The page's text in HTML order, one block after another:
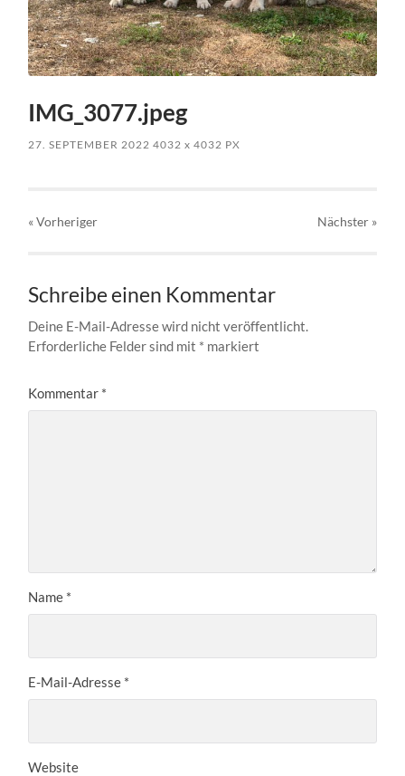
IMG_3077.jpeg
27. SEPTEMBER 2022 4032x 4032 PX
« Vorheriger Nächster »
Schreibe einen Kommentar
Deine E-Mail-Adresse wird nicht veröffentlicht.
Erforderliche Felder sind mit * markiert
Kommentar *
Name *
E-Mail-Adresse *
Website